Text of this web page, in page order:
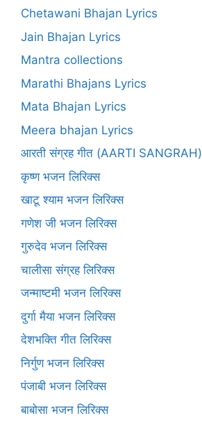
Chetawani Bhajan Lyrics
Jain Bhajan Lyrics
Mantra collections
Marathi Bhajans Lyrics
Mata Bhajan Lyrics
Meera bhajan Lyrics
आरती संग्रह गीत (AARTI SANGRAH)
कृष्ण भजन लिरिक्स
खाटू श्याम भजन लिरिक्स
गणेश जी भजन लिरिक्स
गुरुदेव भजन लिरिक्स
चालीसा संग्रह लिरिक्स
जन्माष्टमी भजन लिरिक्स
दुर्गा मैया भजन लिरिक्स
देशभक्ति गीत लिरिक्स
निर्गुण भजन लिरिक्स
पंजाबी भजन लिरिक्स
बाबोसा भजन लिरिक्स